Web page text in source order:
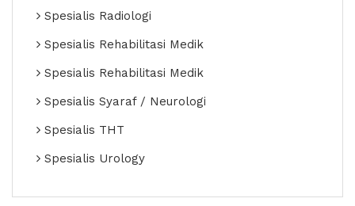
Spesialis Radiologi
Spesialis Rehabilitasi Medik
Spesialis Rehabilitasi Medik
Spesialis Syaraf / Neurologi
Spesialis THT
Spesialis Urology